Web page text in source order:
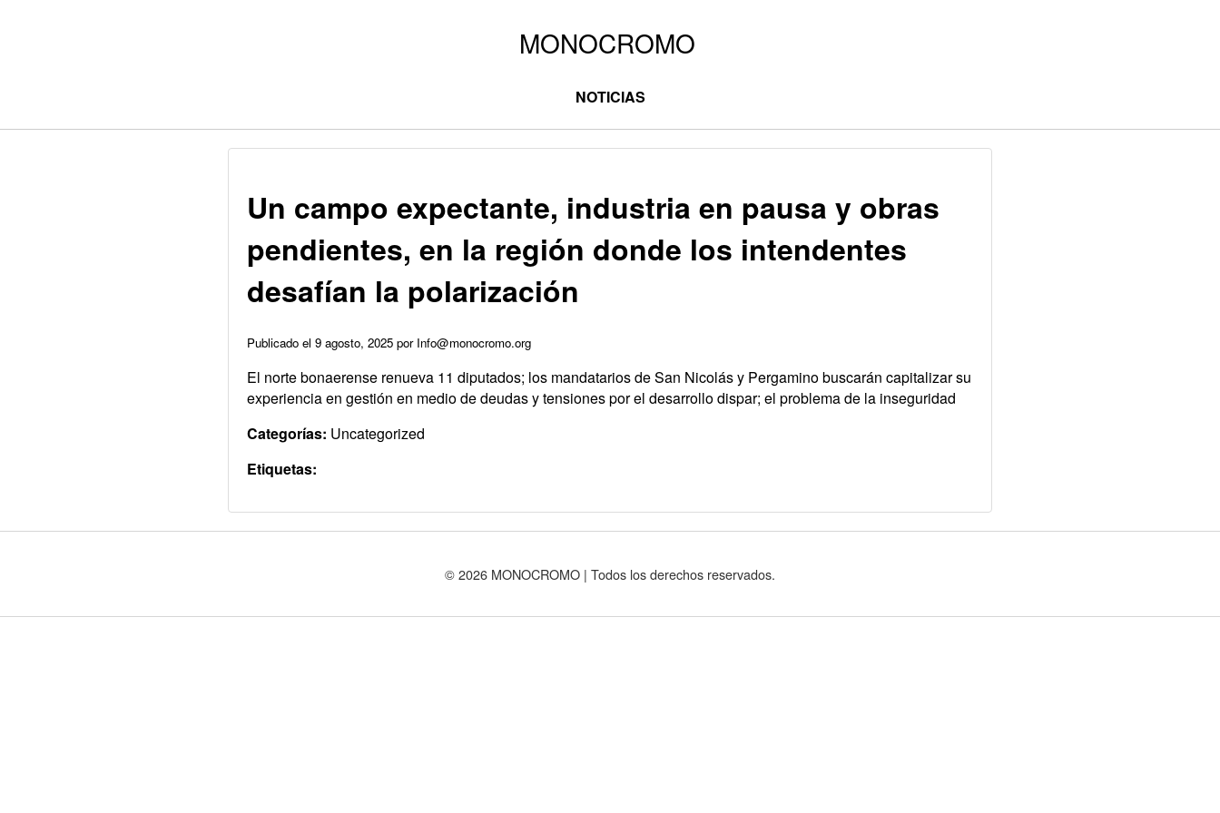
NOTICIAS
Un campo expectante, industria en pausa y obras
pendientes, en la región donde los intendentes
desafían la polarización
Publicado el 9 agosto, 2025 por Info@monocromo.org
El norte bonaerense renueva 11 diputados; los mandatarios de San Nicolás y Pergamino buscarán capitalizar su
experiencia en gestión en medio de deudas y tensiones por el desarrollo dispar; el problema de la inseguridad
Categorías: Uncategorized
Etiquetas:
© 2026 MONOCROMO | Todos los derechos reservados.